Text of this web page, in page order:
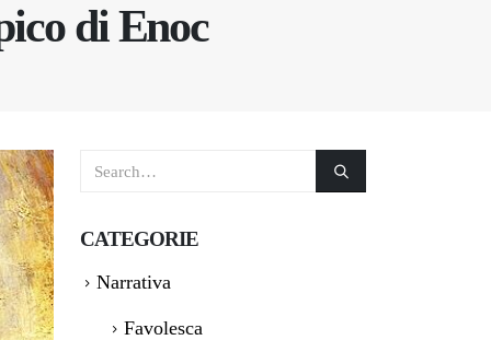
di Enoc
CATEGORIE
Narrativa
Favolesca